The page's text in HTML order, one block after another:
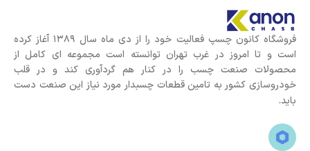
مناسب برای انواع سطوح
فروشگاه کانون چسپ فعالیت خود را از دی ماه سال 1389 آغاز کرده
است و تا امروز در غرب تهران توانسته است مجموعه ای کامل از
محصولات صنعت چسب را در کنار هم گردآوری کند و در قلب
خودروسازی کشور به تامین قطعات چسبدار مورد نیاز این صنعت دست
باید.